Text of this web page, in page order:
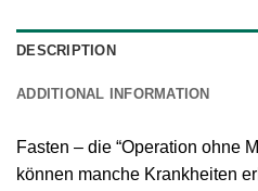
DESCRIPTION
ADDITIONAL INFORMATION
Fasten – die “Operation ohne
können manche Krankheiten